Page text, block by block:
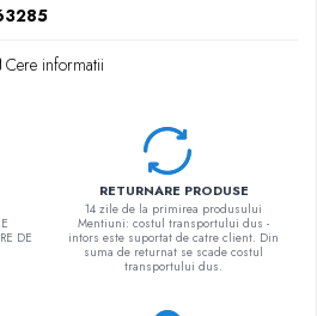
Cere informatii
DE
RETURNARE PRODUSE
14 zile de la primirea produsului
Mentiuni: costul transportului dus -
intors este suportat de catre client. Din
suma de returnat se scade costul
transportului dus.